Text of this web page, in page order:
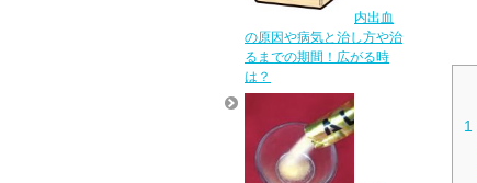
1
内出血
の原因や病気と治し方や治
るまでの期間！広がる時
は？